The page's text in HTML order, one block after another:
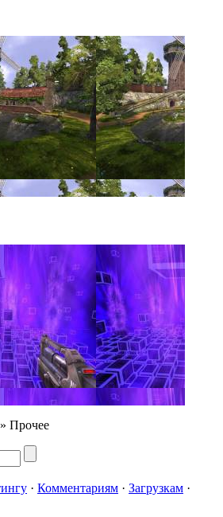
» Прочее
· Комментариям · Загрузкам ·